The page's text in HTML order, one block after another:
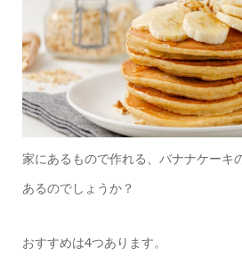
家にあるもので作れる、バナナケーキ
あるのでしょうか？
おすすめは4つあります。